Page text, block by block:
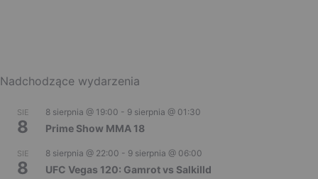
Nadchodzące wydarzenia
SIE
8
8 sierpnia @ 19:00 - 9 sierpnia @ 01:30
Prime Show MMA 18
SIE
8
8 sierpnia @ 22:00 - 9 sierpnia @ 06:00
UFC Vegas 120: Gamrot vs Salkilld